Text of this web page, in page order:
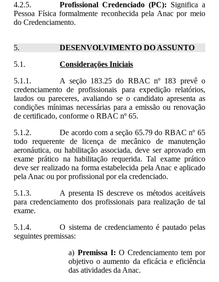
Profissional Credenciado (PC): Significa a
Pessoa Física formalmente reconhecida pela Anac por meio
do Credenciamento.
DESENVOLVIMENTO DO ASSUNTO
Considerações Iniciais
A seção 183.25 do RBAC nº 183 prevê o
credenciamento de profissionais para expedição relatórios,
laudos ou pareceres, avaliando se o candidato apresenta as
condições mínimas necessárias para a emissão ou renovação
de certificado, conforme o RBAC nº 65.
De acordo com a seção 65.79 do RBAC nº 65
todo requerente de licença de mecânico de manutenção
aeronáutica, ou habilitação associada, deve ser aprovado em
exame prático na habilitação requerida. Tal exame prático
deve ser realizado na forma estabelecida pela Anac e aplicado
pela Anac ou por profissional por ela credenciado.
A presenta IS descreve os métodos aceitáveis
para credenciamento dos profissionais para realização de tal
exame.
O sistema de credenciamento é pautado pelas
seguintes premissas:
Premissa I: O Credenciamento tem por
objetivo o aumento da eficácia e eficiência
das atividades da Anac.